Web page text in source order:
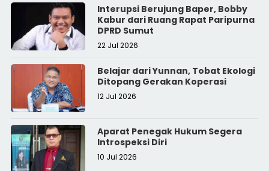
Interupsi Berujung Baper, Bobby
Kabur dari Ruang Rapat Paripurna
DPRD Sumut
22 Jul 2026
Belajar dari Yunnan, Tobat Ekologi
Ditopang Gerakan Koperasi
12 Jul 2026
Aparat Penegak Hukum Segera
Introspeksi Diri
10 Jul 2026